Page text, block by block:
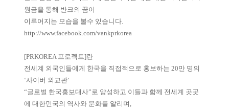
원금을 통해 반크의 꿈이
이루어지는 모습을 볼수 있습니다.
http://www.facebook.com/vankprkorea
[PRKOREA 프로젝트]란
전세계 외국인들에게 한국을 직접적으로 홍보하는 20만 명의
‘사이버 외교관’
“글로벌 한국홍보대사”로 양성하고 이들과 함께 전세계 곳곳
에 대한민국의 역사와 문화를 알리며,